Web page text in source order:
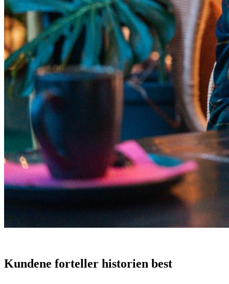
Kundene forteller historien best